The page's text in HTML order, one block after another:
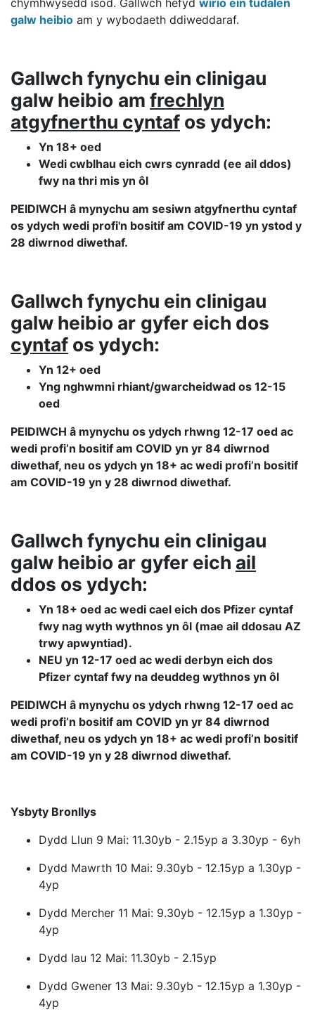
chymhwysedd isod. Gallwch hefyd wirio ein tudalen
galw heibio am y wybodaeth ddiweddaraf.
Gallwch fynychu ein clinigau
galw heibio am frechlyn
atgyfnerthu cyntaf os ydych:
Yn 18+ oed
Wedi cwblhau eich cwrs cynradd (ee ail ddos)
fwy na thri mis yn ôl
PEIDIWCH â mynychu am sesiwn atgyfnerthu cyntaf
os ydych wedi profi'n bositif am COVID-19 yn ystod y
28 diwrnod diwethaf.
Gallwch fynychu ein clinigau
galw heibio ar gyfer eich dos
cyntaf os ydych:
Yn 12+ oed
Yng nghwmni rhiant/gwarcheidwad os 12-15
oed
PEIDIWCH â mynychu os ydych rhwng 12-17 oed ac
wedi profi’n bositif am COVID yn yr 84 diwrnod
diwethaf, neu os ydych yn 18+ ac wedi profi’n bositif
am COVID-19 yn y 28 diwrnod diwethaf.
Gallwch fynychu ein clinigau
galw heibio ar gyfer eich ail
ddos os ydych:
Yn 18+ oed ac wedi cael eich dos Pfizer cyntaf
fwy nag wyth wythnos yn ôl (mae ail ddosau AZ
trwy apwyntiad).
NEU yn 12-17 oed ac wedi derbyn eich dos
Pfizer cyntaf fwy na deuddeg wythnos yn ôl
PEIDIWCH â mynychu os ydych rhwng 12-17 oed ac
wedi profi’n bositif am COVID yn yr 84 diwrnod
diwethaf, neu os ydych yn 18+ ac wedi profi’n bositif
am COVID-19 yn y 28 diwrnod diwethaf.
Ysbyty Bronllys
Dydd Llun 9 Mai: 11.30yb - 2.15yp a 3.30yp - 6yh
Dydd Mawrth 10 Mai: 9.30yb - 12.15yp a 1.30yp -
4yp
Dydd Mercher 11 Mai: 9.30yb - 12.15yp a 1.30yp -
4yp
Dydd Iau 12 Mai: 11.30yb - 2.15yp
Dydd Gwener 13 Mai: 9.30yb - 12.15yp a 1.30yp -
4yp